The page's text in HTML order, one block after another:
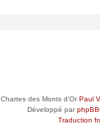
Chartes des Monts d'OrPaul
Développé parphpBB
Traduction